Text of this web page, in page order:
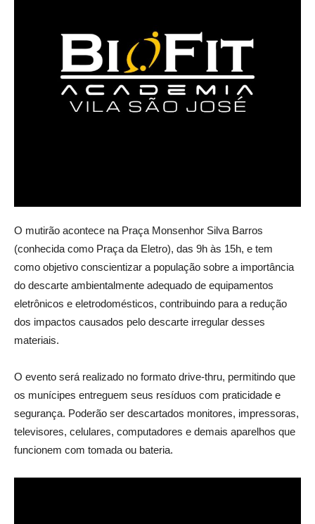
O mutirão acontece na Praça Monsenhor Silva Barros
(conhecida como Praça da Eletro), das 9h às 15h, e tem
como objetivo conscientizar a população sobre a importância
do descarte ambientalmente adequado de equipamentos
eletrônicos e eletrodomésticos, contribuindo para a redução
dos impactos causados pelo descarte irregular desses
materiais.
O evento será realizado no formato drive-thru, permitindo que
os munícipes entreguem seus resíduos com praticidade e
segurança. Poderão ser descartados monitores, impressoras,
televisores, celulares, computadores e demais aparelhos que
funcionem com tomada ou bateria.